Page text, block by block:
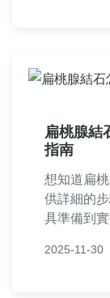
扁桃腺結
指南
想知道扁
供詳細的
具準備到
法，改善口
2025-11-30